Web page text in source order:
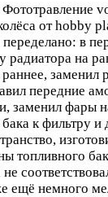
от hobby
в
радиатора на
раннее, заменил
передние
заменил фары
к фильтру и
топливного
ещё немного